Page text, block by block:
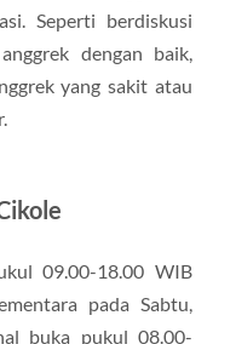
Seperti berdiskusi
dengan baik,
yang sakit atau
09.00-18.00 WIB
pada Sabtu,
buka pukul 08.00-